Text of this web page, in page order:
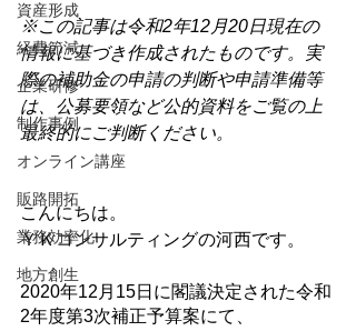
資産形成
経費節減
企業研修
制作事例
オンライン講座
販路開拓
業務効率化
地方創生
※この記事は令和2年12月20日現在の
情報に基づき作成されたものです。実
際の補助金の申請の判断や申請準備等
は、公募要領など公的資料をご覧の上
最終的にご判断ください。
こんにちは。
ＹＫコンサルティングの河西です。
2020年12月15日に閣議決定された令和
2年度第3次補正予算案にて、